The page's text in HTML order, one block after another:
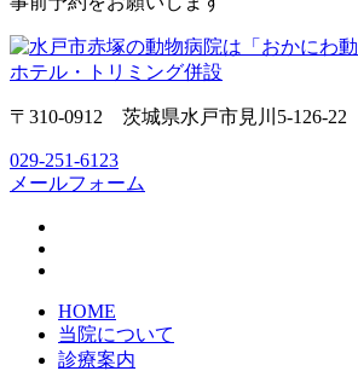
〒310-0912 茨城県水戸市見川5-126-22
029-251-6123
メールフォーム
HOME
当院について
診療案内